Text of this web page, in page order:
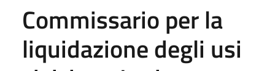
Commissario per la
liquidazione degli usi